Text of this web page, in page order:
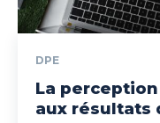
DPE
La
aux résultats